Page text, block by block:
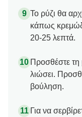
Το ρύζι θα
κάπως
20-25 λεπτά.
Προσθέστε τη
λιώσει.
βούληση.
Για να